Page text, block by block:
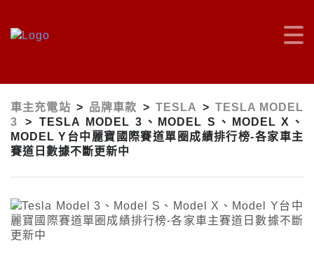
車主充電站 > 品牌車款 > TESLA > TESLA MODEL
3
>
TESLA MODEL 3、MODEL S、MODEL X、
MODEL Y台中麗寶國際賽道單圈成績排行榜-各家車主
賽道日數據不斷更新中